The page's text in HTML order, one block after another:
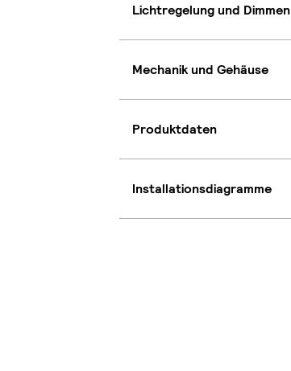
Lichtregelung und Dimmen
Mechanik und Gehäuse
Produktdaten
Installationsdiagramme